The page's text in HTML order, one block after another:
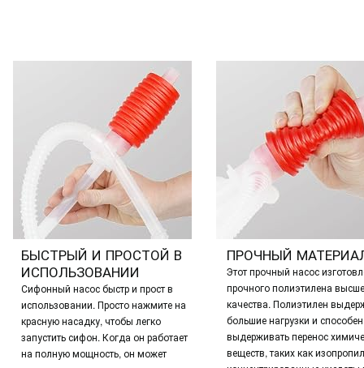
БЫСТРЫЙ И ПРОСТОЙ В
ИСПОЛЬЗОВАНИИ
Сифонный насос быстр и прост в
использовании. Просто нажмите на
красную насадку, чтобы легко
запустить сифон. Когда он работает
на полную мощность, он может
ПРОЧНЫЙ
Этот прочный насос
прочного полиэтилена
качества. Полиэтилен
большие нагрузки и способен
выдерживать перенос
веществ, таких как